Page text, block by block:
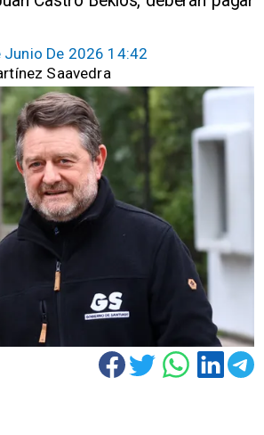
Junio De 2026 14:42
Saavedra